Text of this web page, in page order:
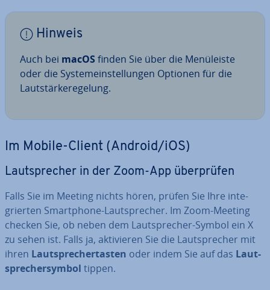
Hinweis
Auch bei macOS finden Sie über die Me­nü­leis­te
oder die Sys­tem­ein­stel­lun­gen Optionen für die
Laut­stär­ke­re­ge­lung.
Im Mobile-Client (Android/iOS)
Laut­spre­cher in der Zoom-App über­prü­fen
Falls Sie im Meeting nichts hören, prüfen Sie Ihre in­te­
grier­ten Smart­phone-Laut­spre­cher. Im Zoom-Meeting
checken Sie, ob neben dem Laut­spre­cher-Symbol ein X
zu sehen ist. Falls ja, ak­ti­vie­ren Sie die Laut­spre­cher mit
ihren Laut­spre­cher­tas­ten oder indem Sie auf das Laut­
spre­cher­sym­bol tippen.